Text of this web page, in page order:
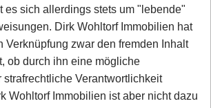
es sich allerdings stets um "lebende"
Dirk Wohltorf Immobilien hat
Verknüpfung zwar den fremden Inhalt
ob durch ihn eine mögliche
Verantwortlichkeit
Wohltorf Immobilien ist aber nicht dazu